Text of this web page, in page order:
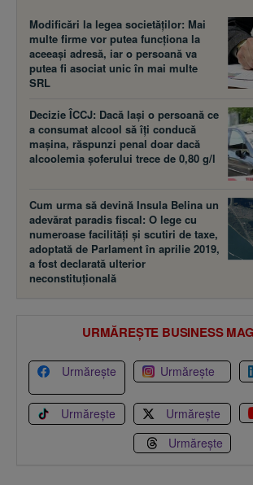
Modificări la legea societăţilor: Mai
multe firme vor putea funcţiona la
aceeaşi adresă, iar o persoană va
putea fi asociat unic în mai multe
SRL
Decizie ÎCCJ: Dacă laşi o persoană ce
a consumat alcool să îţi conducă
maşina, răspunzi penal doar dacă
alcoolemia şoferului trece de 0,80 g/l
Cum urma să devină Insula Belina un
adevărat paradis fiscal: O lege cu
numeroase facilităţi şi scutiri de taxe,
adoptată de Parlament în aprilie 2019,
a fost declarată ulterior
neconstituţională
URMĂREȘTE BUSINESS
Urmărește Urmărește
Urmărește Urmărește
Urmărește